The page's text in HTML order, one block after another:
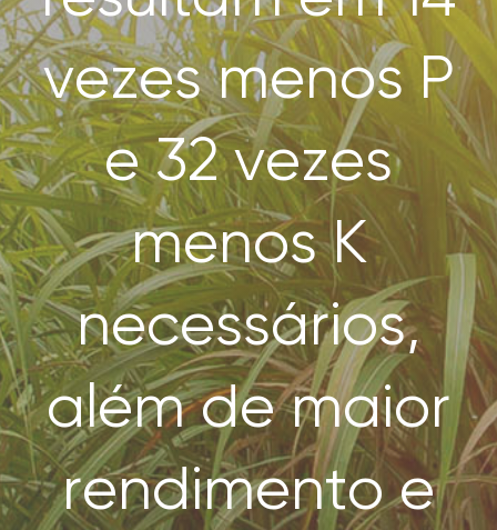
SEARCH
FOR:vezes menos P
e 32 vezes
menos K
necessários,
além de maior
rendimento e